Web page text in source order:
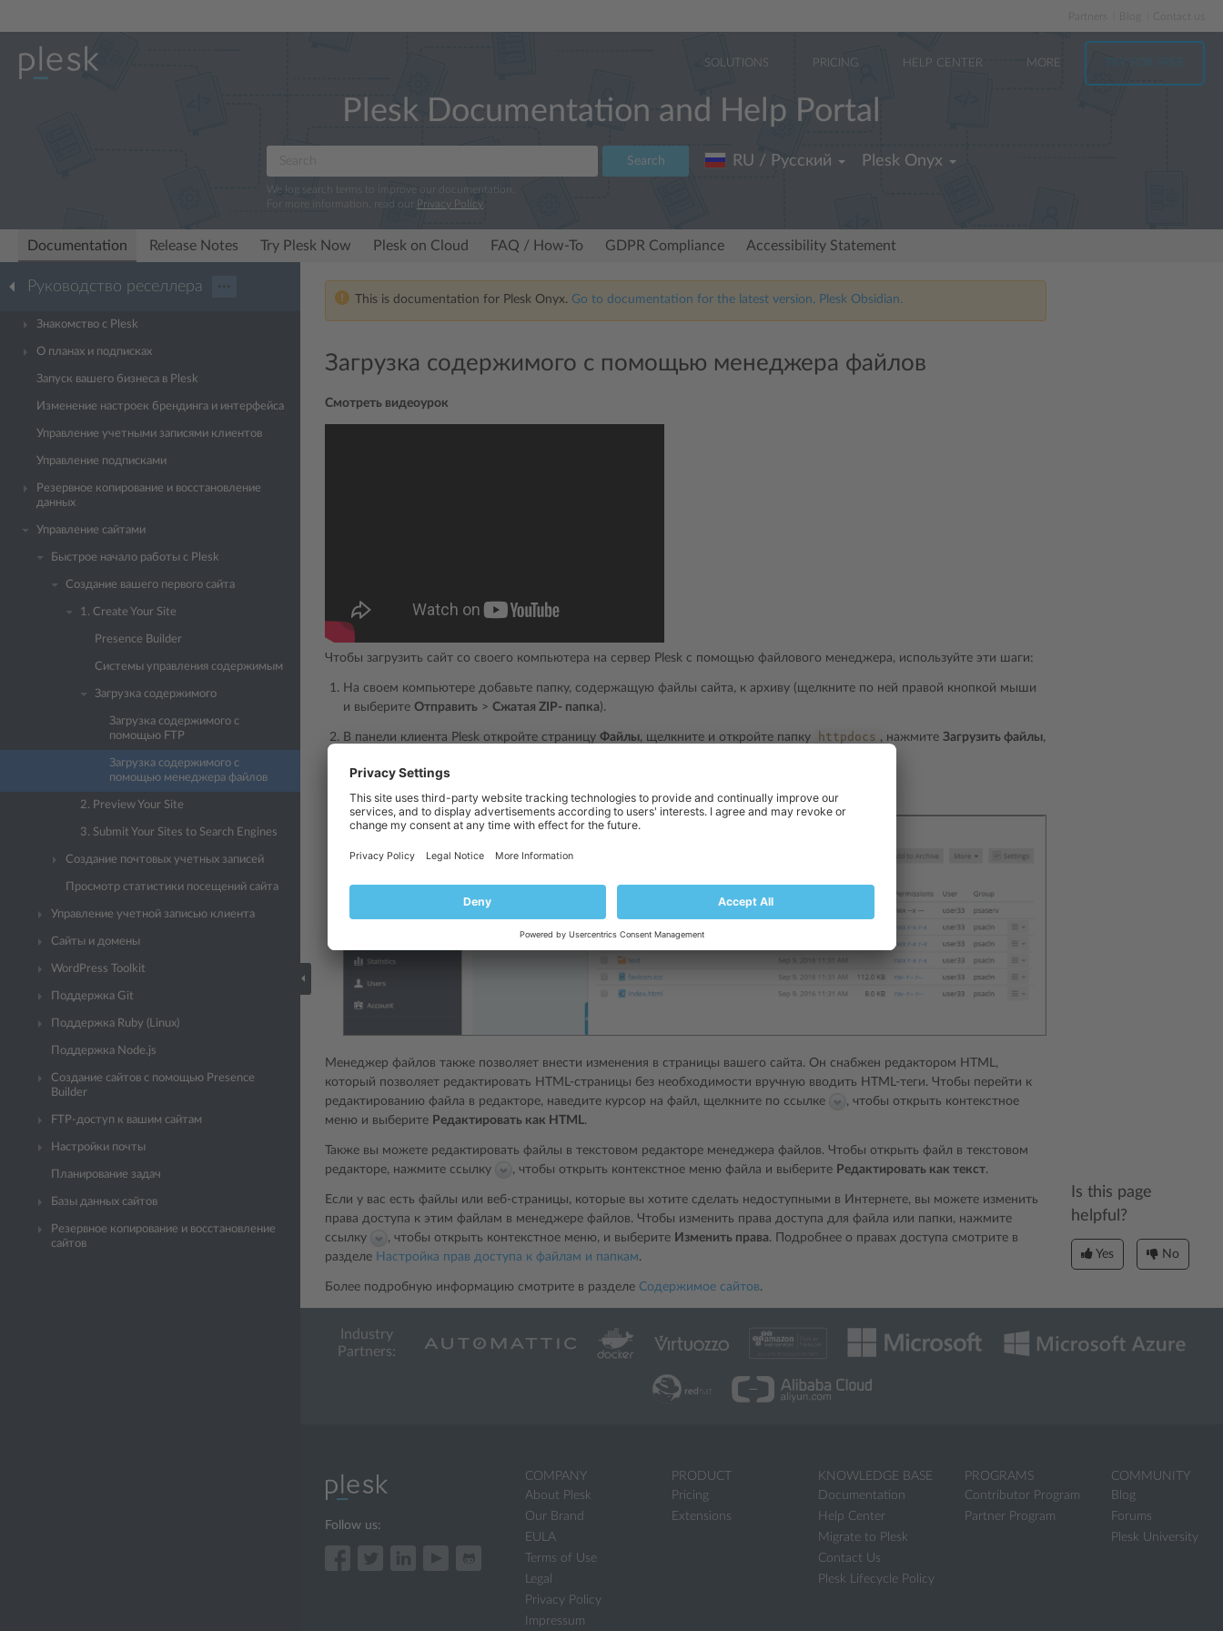
Partners
SOLUTIONS PRICING HELP CENTER MORE TRY FOR FREE
Plesk Documentation and Help Portal
Search
We log search terms to improve our documentation.
For more information, read our Privacy Policy
RU / Русский Plesk Onyx
Documentation Release Notes Try Plesk Now Plesk on Cloud FAQ / How-To GDPR Compliance Accessibility Statement
Руководство реселлера ···
Знакомство с Plesk
О планах и подписках
Запуск вашего бизнеса в Plesk
Изменение настроек брендинга и интерфейса
Управление учетными записями клиентов
Управление подписками
Резервное копирование и восстановление
данных
Управление сайтами
Быстрое начало работы с Plesk
Создание вашего первого сайта
1. Create Your Site
Presence Builder
Системы управления содержимым
Загрузка содержимого
Загрузка содержимого с
помощью FTP
Загрузка содержимого с
помощью менеджера файлов
2. Preview Your Site
3. Submit Your Sites to Search Engines
Создание почтовых учетных записей
Просмотр статистики посещений сайта
Управление учетной записью клиента
Сайты и домены
WordPress Toolkit
Поддержка Git
Поддержка Ruby (Linux)
Поддержка Node.js
Создание сайтов с помощью Presence
Builder
FTP-доступ к вашим сайтам
Настройки почты
Планирование задач
Базы данных сайтов
Резервное копирование и восстановление
сайтов
This is documentation for Plesk Onyx. Go to documentation for the latest version, Plesk Obsidian.
Загрузка содержимого с помощью менеджера файлов
Смотреть видеоурок
Чтобы загрузить сайт со своего компьютера на сервер Plesk с помощью файлового менеджера, используйте эти шаги:
На своем компьютере добавьте папку, содержащую файлы сайта, к архиву (щелкните по ней правой кнопкой мыши
и выберите Отправить > Сжатая ZIP- папка).
В панели клиента Plesk откройте страницу Файлы, щелкните и откройте папку httpdocs , нажмите Загрузить файлы,
Менеджер файлов также позволяет внести изменения в страницы вашего сайта. Он снабжен редактором HTML,
который позволяет редактировать HTML-страницы без необходимости вручную вводить HTML-теги. Чтобы перейти к
редактированию файла в редакторе, наведите курсор на файл, щелкните по ссылке
, чтобы открыть контекстное
меню и выберите Редактировать как HTML.
Также вы можете редактировать файлы в текстовом редакторе менеджера файлов. Чтобы открыть файл в текстовом
редакторе, нажмите ссылку
, чтобы открыть контекстное меню файла и выберите Редактировать как текст.
Если у вас есть файлы или веб-страницы, которые вы хотите сделать недоступными в Интернете, вы можете изменить
права доступа к этим файлам в менеджере файлов. Чтобы изменить права доступа для файла или папки, нажмите
ссылку
, чтобы открыть контекстное меню, и выберите Изменить права. Подробнее о правах доступа смотрите в
разделе Настройка прав доступа к файлам и папкам.
Более подробную информацию смотрите в разделе Содержимое сайтов.
Is this page
helpful?
Yes No
Industry
Partners:
Follow us:
COMPANY
About Plesk
Our Brand
EULA
Terms of Use
Legal
Privacy Policy
Impressum
PRODUCT
Pricing
Extensions
KNOWLEDGE BASE
Documentation
Help Center
Migrate to Plesk
Contact Us
Plesk Lifecycle Policy
PROGRAMS
Contributor Program
Partner Program
COMMUNITY
Blog
Forums
Plesk University